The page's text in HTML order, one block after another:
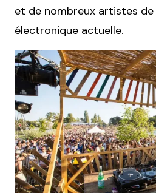
et de nombreux artistes de
électronique actuelle.